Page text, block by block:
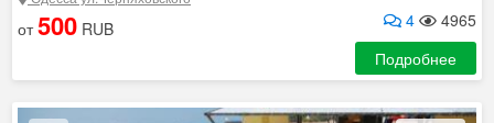
4 4965
от500 RUB
Подробнее